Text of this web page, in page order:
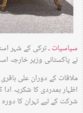
سیاسیات ـترکی کے شہر
نے پاکستانی وزیر خارجہ
ملاقات کے دوران علی
اظہار ہمدردی کا شکریہ
شرکت کے لیے تہران کا دورہ